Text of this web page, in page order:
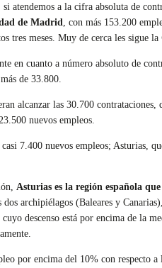
atendemos a la cifra absoluta de
de Madrid , con más 153.200
tres meses. Muy de cerca les sigue la
en cuanto a número absoluto de
de 33.800.
alcanzar las 30.700
nuevos empleos.
7.400 nuevos empleos; Asturias,
Asturias es la región española
archipiélagos (Baleares y
descenso está por encima de
por encima del 10% con respecto